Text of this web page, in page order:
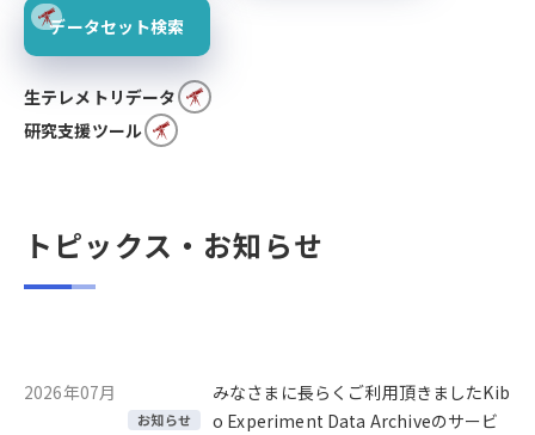
データセット検索
生テレメトリデータ
研究支援ツール
トピックス・お知らせ
2026年07月
お知らせ
みなさまに長らくご利用頂きましたKib
o Experiment Data Archiveのサービ